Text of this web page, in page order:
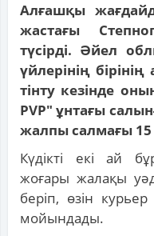
Алғашқы
жастағы
түсірді. Әйел
үйлерінің
тінту кезінде
PVP" ұнтағы
жалпы салмағы 15
Күдікті екі ай
жоғары жалақы
беріп, өзін
мойындады.